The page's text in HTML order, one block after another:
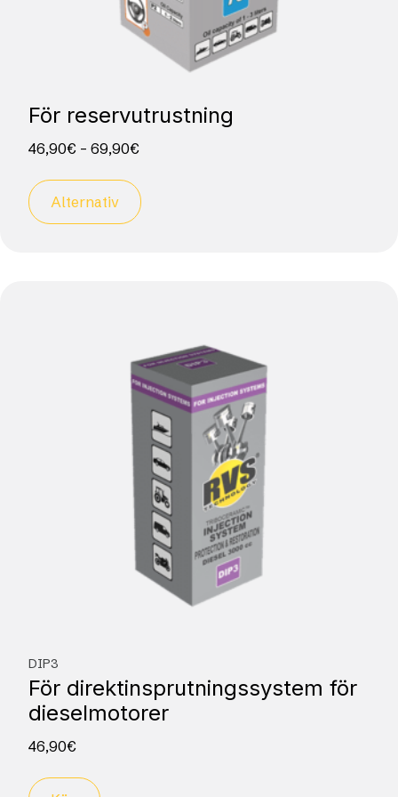
För reservutrustning
46,90€ – 69,90€
Alternativ
DIP3
För direktinsprutningssystem för
dieselmotorer
46,90€